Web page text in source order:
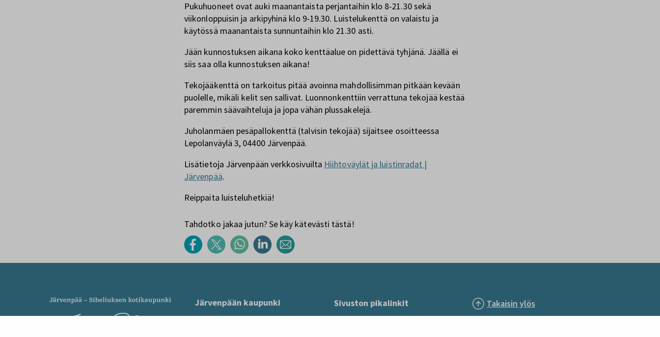
Pukuhuoneet ovat auki maanantaista perjantaihin klo 8-21.30 sekä
viikonloppuisin ja arkipyhinä klo 9-19.30. Luistelukenttä on valaistu ja
käytössä maanantaista sunnuntaihin klo 21.30 asti.
Jään kunnostuksen aikana koko kenttäalue on pidettävä tyhjänä. Jäällä ei
siis saa olla kunnostuksen aikana!
Tekojääkenttä on tarkoitus pitää avoinna mahdollisimman pitkään kevään
puolelle, mikäli kelit sen sallivat. Luonnonkenttiin verrattuna tekojää kestää
paremmin säävaihteluja ja jopa vähän plussakelejä.
Juholanmäen pesäpallokenttä (talvisin tekojää) sijaitsee osoitteessa
Lepolanväylä 3, 04400 Järvenpää.
Lisätietoja Järvenpään verkkosivuilta Hiihtoväylät ja luistinradat |
Järvenpää.
Reippaita luisteluhetkiä!
Tahdotko jakaa jutun? Se käy kätevästi tästä!
Järvenpään kaupunki
Sivuston pikalinkit
Takaisin ylös